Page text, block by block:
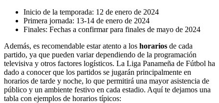
Inicio de la temporada: 12 de enero de 2024
Primera jornada: 13-14 de enero de 2024
Finales: Fechas a confirmar para finales de mayo de 2024
Además, es recomendable estar atento a los horarios de cada
partido, ya que pueden variar dependiendo de la programación
televisiva y otros factores logísticos. La Liga Panameña de Fútbol ha
dado a conocer que los partidos se jugarán principalmente en
horarios de tarde y noche, lo que permitirá una mayor asistencia de
público y un ambiente festivo en cada estadio. Aquí te dejamos una
tabla con ejemplos de horarios típicos: